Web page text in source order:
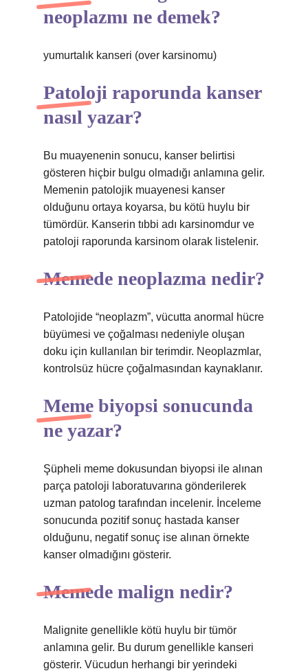
neoplazmı ne demek?
yumurtalık kanseri (over karsinomu)
Patoloji raporunda kanser
nasıl yazar?
Bu muayenenin sonucu, kanser belirtisi
gösteren hiçbir bulgu olmadığı anlamına gelir.
Memenin patolojik muayenesi kanser
olduğunu ortaya koyarsa, bu kötü huylu bir
tümördür. Kanserin tıbbi adı karsinomdur ve
patoloji raporunda karsinom olarak listelenir.
Memede neoplazma nedir?
Patolojide “neoplazm”, vücutta anormal hücre
büyümesi ve çoğalması nedeniyle oluşan
doku için kullanılan bir terimdir. Neoplazmlar,
kontrolsüz hücre çoğalmasından kaynaklanır.
Meme biyopsi sonucunda
ne yazar?
Şüpheli meme dokusundan biyopsi ile alınan
parça patoloji laboratuvarına gönderilerek
uzman patolog tarafından incelenir. İnceleme
sonucunda pozitif sonuç hastada kanser
olduğunu, negatif sonuç ise alınan örnekte
kanser olmadığını gösterir.
Memede malign nedir?
Malignite genellikle kötü huylu bir tümör
anlamına gelir. Bu durum genellikle kanseri
gösterir. Vücudun herhangi bir yerindeki